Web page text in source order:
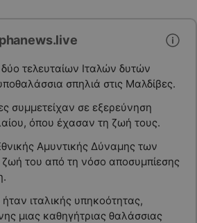
τελευταίων Ιταλών δυτών
σπηλιά στις Μαλδίβες.
συμμετείχαν σε εξερεύνηση
όπου έχασαν τη ζωή τους.
Αμυντικής Δύναμης των
του από τη νόσο αποσυμπίεσης
ιταλικής υπηκοότητας,
μιας καθηγήτριας θαλάσσιας